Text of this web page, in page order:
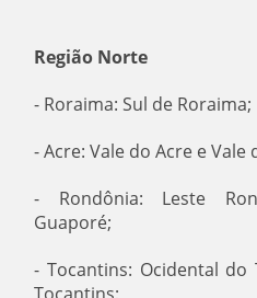
Região Norte
- Roraima: Sul de Roraima;
- Acre: Vale do Acre e Vale
- Rondônia: Leste
Guaporé;
- Tocantins: Ocidental